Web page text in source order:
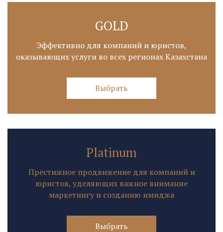
GOLD
Эффективно для компаний и юристов,
оказывающих услуги во всех регионах Казахстана
Выбрать
Platinum
Престижное продвижение для компаний и
юристов, уделяющих важное внимание
маркетингу и созданию имиджа
Выбрать